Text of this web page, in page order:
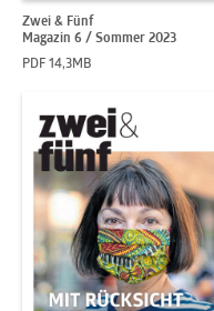
Zwei & Fünf
Magazin 6 / Sommer 2023
PDF 14,3MB